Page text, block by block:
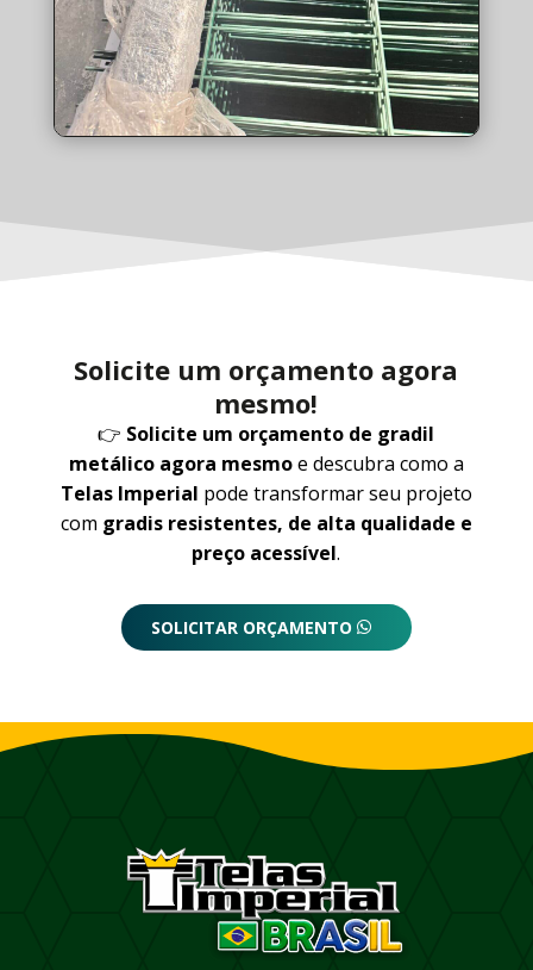
Solicite um orçamento agora
mesmo!
👉 Solicite um orçamento de gradil
metálico agora mesmoe descubra como a
Telas Imperial pode transformar seu projeto
com gradis resistentes, de alta qualidade e
preço acessível.
SOLICITAR ORÇAMENTO